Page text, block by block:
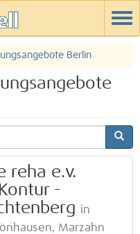
Berlin
reha e.v.
-
in
Marzahn